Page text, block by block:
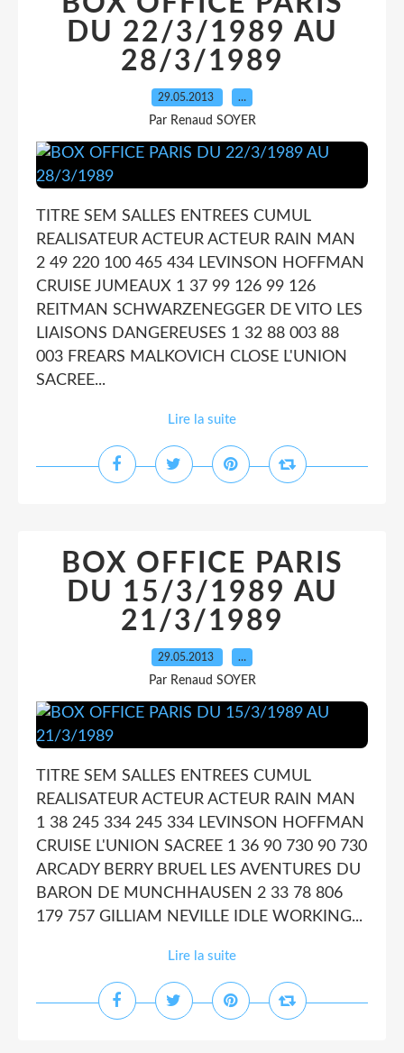
DU 22/3/1989 AU
28/3/1989
29.05.2013 …
Par Renaud SOYER
TITRE SEM SALLES ENTREES CUMUL
REALISATEUR ACTEUR ACTEUR RAIN MAN
2 49 220 100 465 434 LEVINSON HOFFMAN
CRUISE JUMEAUX 1 37 99 126 99 126
REITMAN SCHWARZENEGGER DE VITO LES
LIAISONS DANGEREUSES 1 32 88 003 88
003 FREARS MALKOVICH CLOSE L'UNION
SACREE...
Lire la suite
BOX OFFICE PARIS
DU 15/3/1989 AU
21/3/1989
29.05.2013 …
Par Renaud SOYER
TITRE SEM SALLES ENTREES CUMUL
REALISATEUR ACTEUR ACTEUR RAIN MAN
1 38 245 334 245 334 LEVINSON HOFFMAN
CRUISE L'UNION SACREE 1 36 90 730 90 730
ARCADY BERRY BRUEL LES AVENTURES DU
BARON DE MUNCHHAUSEN 2 33 78 806
179 757 GILLIAM NEVILLE IDLE WORKING...
Lire la suite